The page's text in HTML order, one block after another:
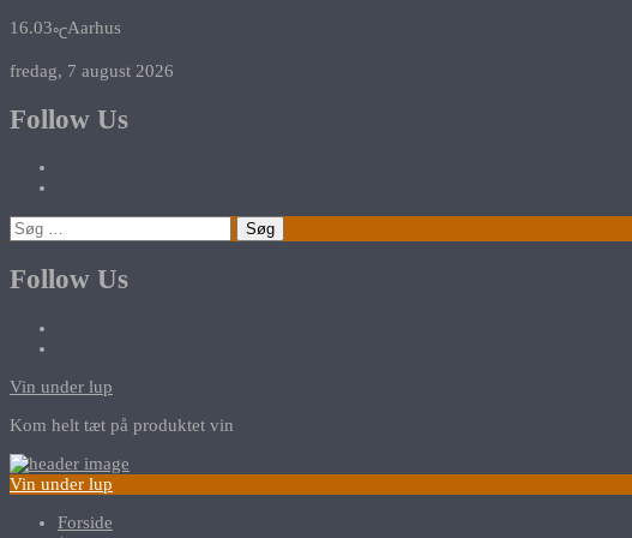
16.03℃Aarhus
fredag, 7 august 2026
Follow Us
Søg
efter:
Follow Us
Vin under lup
Kom helt tæt på produktet vin
Vin under lup
Forside